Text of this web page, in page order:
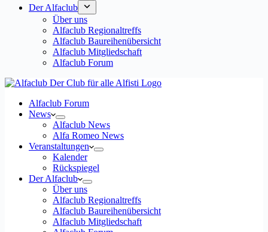
Der Alfaclub
Über uns
Alfaclub Regionaltreffs
Alfaclub Baureihenübersicht
Alfaclub Mitgliedschaft
Alfaclub Forum
Alfaclub Forum
News
Alfaclub News
Alfa Romeo News
Veranstaltungen
Kalender
Rückspiegel
Der Alfaclub
Über uns
Alfaclub Regionaltreffs
Alfaclub Baureihenübersicht
Alfaclub Mitgliedschaft